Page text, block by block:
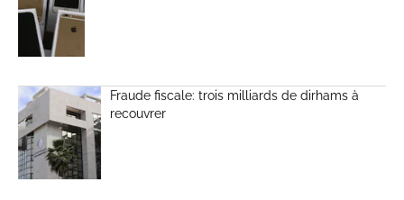
Fraude fiscale: trois milliards de dirhams à
recouvrer